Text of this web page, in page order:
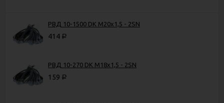
РВД 10-1500 DK М20х1,5 - 2SN
414 Р
РВД 10-270 DK М18х1,5 - 2SN
159 Р